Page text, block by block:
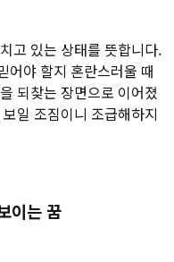
고 있는 상태를 뜻합니다.
어야 할지 혼란스러울 때
되찾는 장면으로 이어졌
일 조짐이니 조급해하지
이는 꿈